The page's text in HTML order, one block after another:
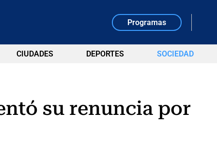
Programas
CIUDADES DEPORTES SOCIEDAD
su renuncia por